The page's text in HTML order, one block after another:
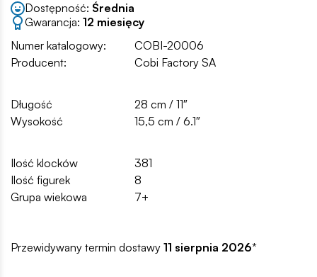
Dostępność: Średnia
Gwarancja: 12 miesięcy
Numer katalogowy:
COBI-20006
Producent:
Cobi Factory SA
Długość
28 cm / 11″
Wysokość
15,5 cm / 6.1″
Ilość klocków
381
Ilość figurek
8
Grupa wiekowa
7+
Przewidywany termin dostawy 11 sierpnia 2026*